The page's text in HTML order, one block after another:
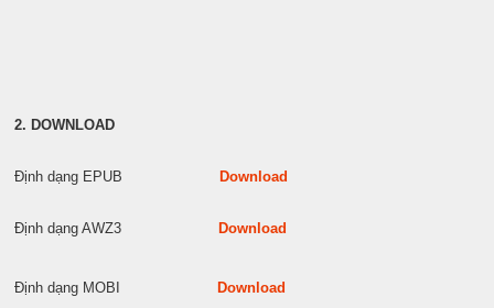
2. DOWNLOAD
Định dạng EPUB Download
Định dạng AWZ3 Download
Định dạng MOBI Download